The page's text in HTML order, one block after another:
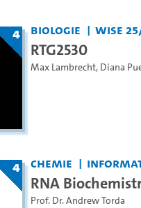
4 Biologie WiSe
RTG2530
Max Lambrecht, Diana
4 Chemie
RNA
Prof. Dr. Andrew Torda